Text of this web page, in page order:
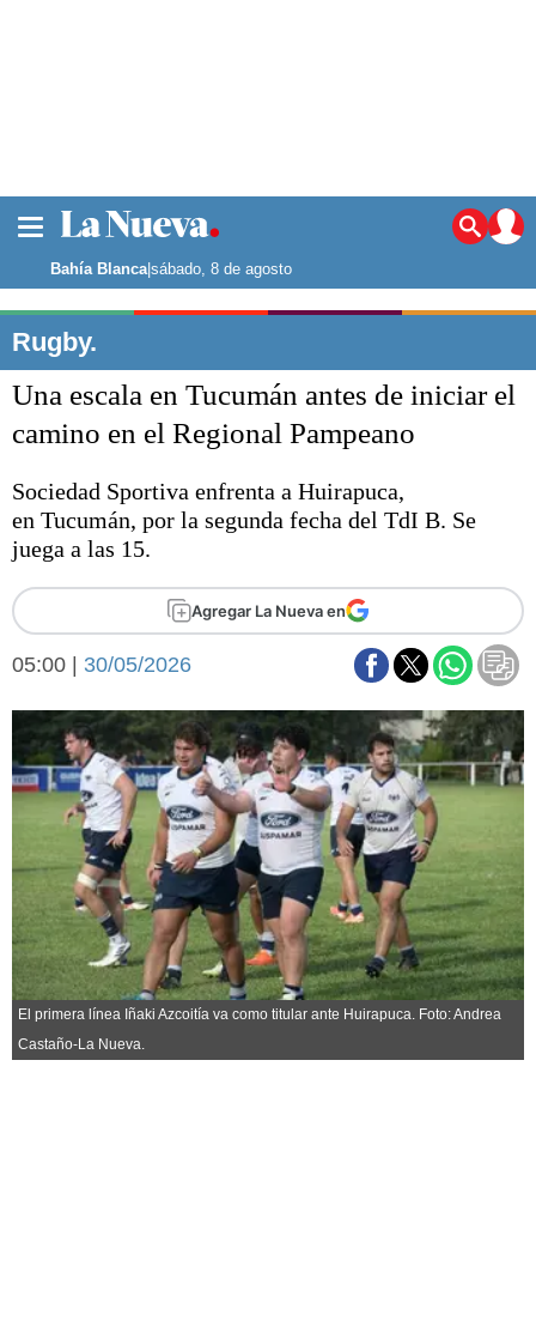
Noticias
La ciudad
Punta Alta
El mundo
Seguridad
Deportes
Escenario Olímpico
Liga del Sur
Fútbol
Federal A
Arte y cultura
Economía y campo
Economía y finanzas
Con el campo
Espacio empresas
Sociedad y tiempo
Sociedad
Tecnología
Turismo
Salud
Es viral
El tiempo
Fúnebres
Clasificados
Bahía Blanca|sábado, 8 de agosto
Rugby.
Una escala en Tucumán antes de iniciar el
camino en el Regional Pampeano
Sociedad Sportiva enfrenta a Huirapuca,
en Tucumán, por la segunda fecha del TdI B. Se
juega a las 15.
Agregar La Nueva en
05:00 | 30/05/2026
El primera línea Iñaki Azcoitía va como titular ante Huirapuca. Foto: Andrea
Castaño-La Nueva.